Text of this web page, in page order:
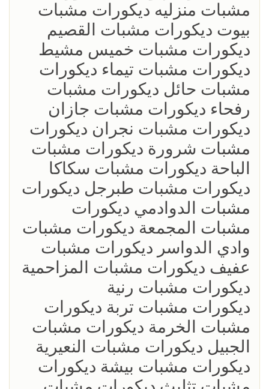
مشبات منزليه ديكورات مشبات
بيوت ديكورات مشبات القصيم
ديكورات مشبات خميس مشيط
ديكورات مشبات تيماء ديكورات
مشبات حائل ديكورات مشبات
رفحاء ديكورات مشبات جازان
ديكورات مشبات نجران ديكورات
مشبات شرورة ديكورات مشبات
الباحة ديكورات مشبات سكاكا
ديكورات مشبات طبرجل ديكورات
مشبات الدوادمي ديكورات
مشبات المجمعة ديكورات مشبات
وادي الدواسر ديكورات مشبات
عفيف ديكورات مشبات المزاحمية
ديكورات مشبات رنية
ديكورات مشبات تربة ديكورات
مشبات الخرمة ديكورات مشبات
الجبيل ديكورات مشبات النعيرية
ديكورات مشبات بيشة ديكورات